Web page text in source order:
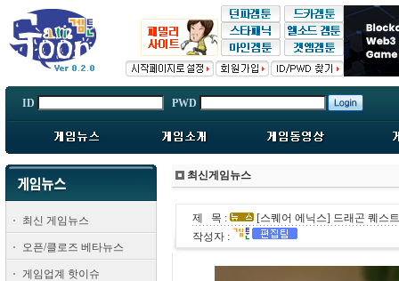
ID PWD
최신 게임뉴스
오픈/클로즈 베타뉴스
게임업계 핫이슈
최신게임뉴스
제 목 :
[스퀘어 에닉스] 드래곤 퀘스
작성자 :